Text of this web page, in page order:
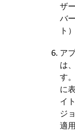
ザ
バ
ト
ア
は、
す
に
イ
ジ
適